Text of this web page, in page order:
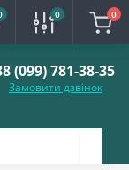
0 0
(099) 781-38-35
Замовити дзвінок